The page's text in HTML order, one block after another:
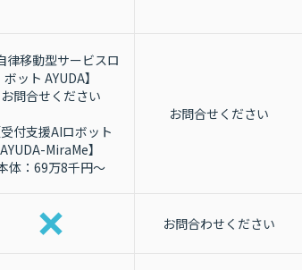
律移動型サービスロ
ボット AYUDA】
お問合せください
付支援AIロボット
AYUDA-MiraMe】
体：69万8千円～
お問合せください
お問合わせください